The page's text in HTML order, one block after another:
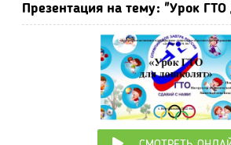
Презентация на тему: "Урок